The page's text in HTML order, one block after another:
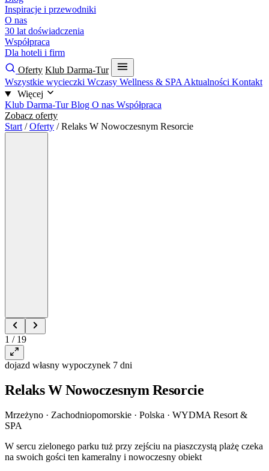
Inspiracje i przewodniki
O nas
30 lat doświadczenia
Współpraca
Dla hoteli i firm
Oferty Klub Darma-Tur
Wszystkie wycieczki Wczasy Wellness & SPA Aktualności Kontakt
Więcej
Klub Darma-TurBlog O nas Współpraca
Zobacz oferty
Start / Oferty / Relaks W Nowoczesnym Resorcie
1 / 19
dojazd własny wypoczynek 7 dni
Relaks W Nowoczesnym Resorcie
Mrzeżyno · Zachodniopomorskie · Polska · WYDMA Resort &
SPA
W sercu zielonego parku tuż przy zejściu na piaszczystą plażę czeka
na swoich gości ten kameralny i nowoczesny obiekt